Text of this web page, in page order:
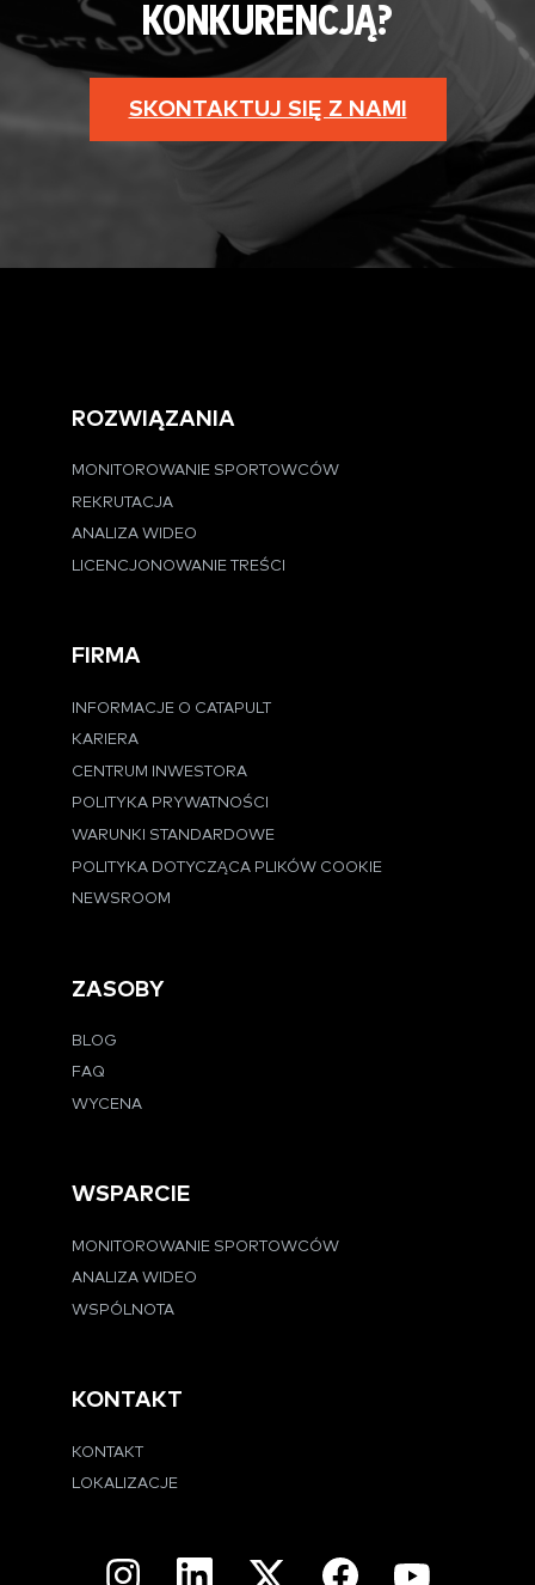
KONKURENCJĄ?
SKONTAKTUJ SIĘ Z NAMI
ROZWIĄZANIA
MONITOROWANIE SPORTOWCÓW
REKRUTACJA
ANALIZA WIDEO
LICENCJONOWANIE TREŚCI
FIRMA
INFORMACJE O CATAPULT
KARIERA
CENTRUM INWESTORA
POLITYKA PRYWATNOŚCI
WARUNKI STANDARDOWE
POLITYKA DOTYCZĄCA PLIKÓW COOKIE
NEWSROOM
ZASOBY
BLOG
FAQ
WYCENA
WSPARCIE
MONITOROWANIE SPORTOWCÓW
ANALIZA WIDEO
WSPÓLNOTA
KONTAKT
KONTAKT
LOKALIZACJE